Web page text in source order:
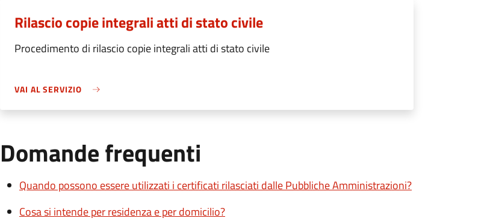
Rilascio copie integrali atti di stato civile
Procedimento di rilascio copie integrali atti di stato civile
VAI AL SERVIZIO
Domande frequenti
Quando possono essere utilizzati i certificati rilasciati dalle Pubbliche Amministrazioni?
Cosa si intende per residenza e per domicilio?